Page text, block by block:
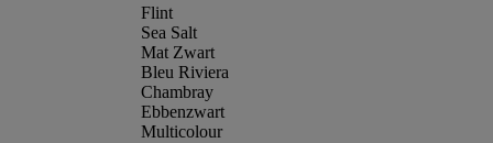
Flint
Sea Salt
Mat Zwart
Bleu Riviera
Chambray
Ebbenzwart
Multicolour